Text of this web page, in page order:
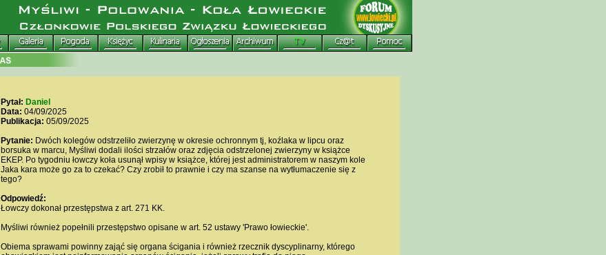
Pytał: Daniel
Data: 04/09/2025
Publikacja: 05/09/2025
Pytanie: Dwóch kolegów odstrzeliło zwierzynę w okresie ochronnym tj, koźlaka w lipcu oraz
borsuka w marcu, Myśliwi dodali ilości strzałów oraz zdjęcia odstrzelonej zwierzyny w książce
EKEP. Po tygodniu łowczy koła usunął wpisy w książce, której jest administratorem w naszym kole
Jaka kara może go za to czekać? Czy zrobił to prawnie i czy ma szanse na wytłumaczenie się z
tego?
Odpowiedź:
Łowczy dokonał przestępstwa z art. 271 KK.
Myśliwi również popełnili przestępstwo opisane w art. 52 ustawy 'Prawo łowieckie'.
Obiema sprawami powinny zająć się organa ścigania i również rzecznik dyscyplinarny, którego